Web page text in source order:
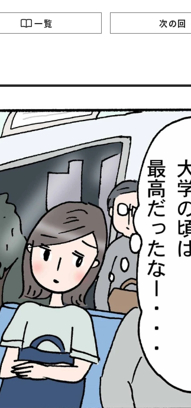
漫画
一覧 次の回